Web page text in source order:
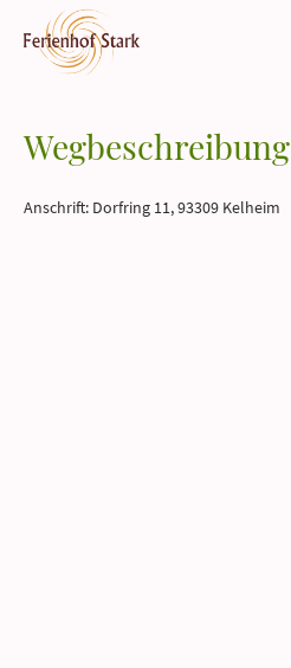
Wegbeschreibung
Anschrift: Dorfring 11, 93309 Kelheim